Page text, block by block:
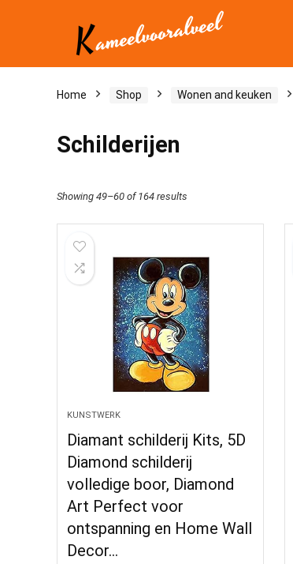
Home Shop Wonen and keuken
Schilderijen
Showing 49–60 of 164 results
KUNSTWERK
Diamant schilderij Kits, 5D
Diamond schilderij
volledige boor, Diamond
Art Perfect voor
ontspanning en Home Wall
Decor…